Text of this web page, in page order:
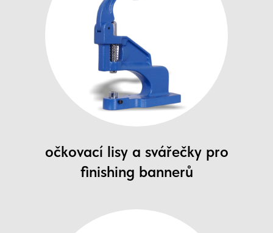
očkovací lisy a svářečky pro
finishing bannerů